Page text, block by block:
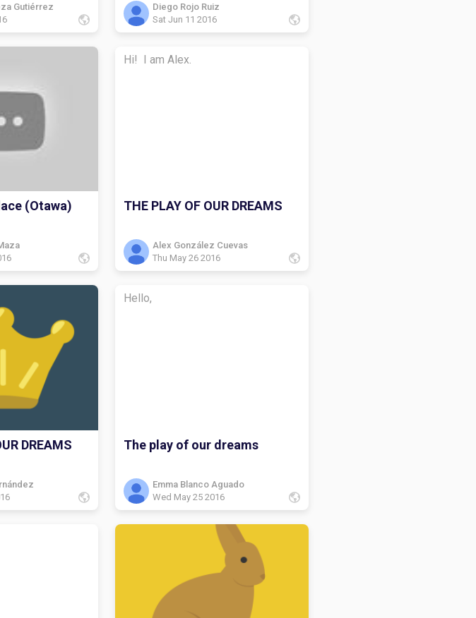
Gutiérrez
Diego Rojo Ruiz
Sat Jun 11 2016
(Otawa)
Hi! I am Alex.
THE PLAY OF OUR DREAMS
Alex González Cuevas
Thu May 26 2016
DREAMS
Hello,
The play of our dreams
Emma Blanco Aguado
Wed May 25 2016